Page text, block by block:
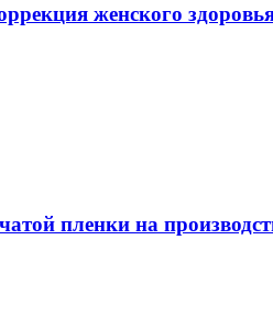
женского
пленки на